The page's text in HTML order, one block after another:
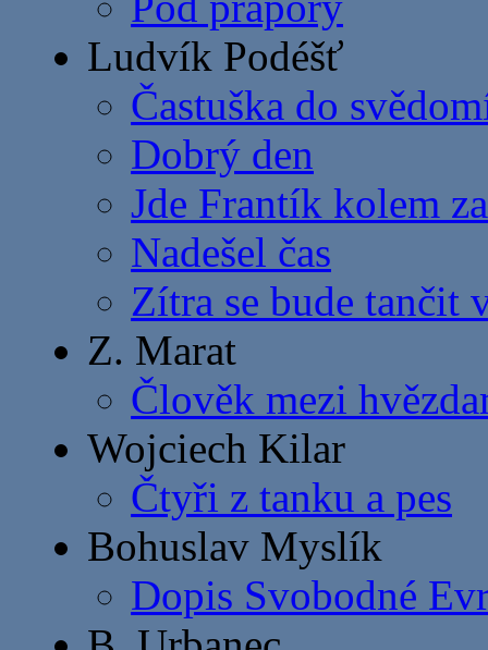
Ludvík Podéšť
Častuška do
Dobrý den
Jde Frantík kolem
Nadešel čas
Zítra se bude tančit
Z. Marat
Člověk mezi
Wojciech Kilar
Čtyři z tanku a pes
Bohuslav Myslík
Dopis Svobodné